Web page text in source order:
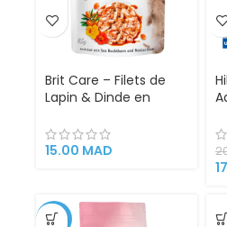
Brit Care – Filets de
Lapin & Dinde en
Stérilisés | 85 g | Sans
Céréales, Enrichi en
15.00 MAD
-1%